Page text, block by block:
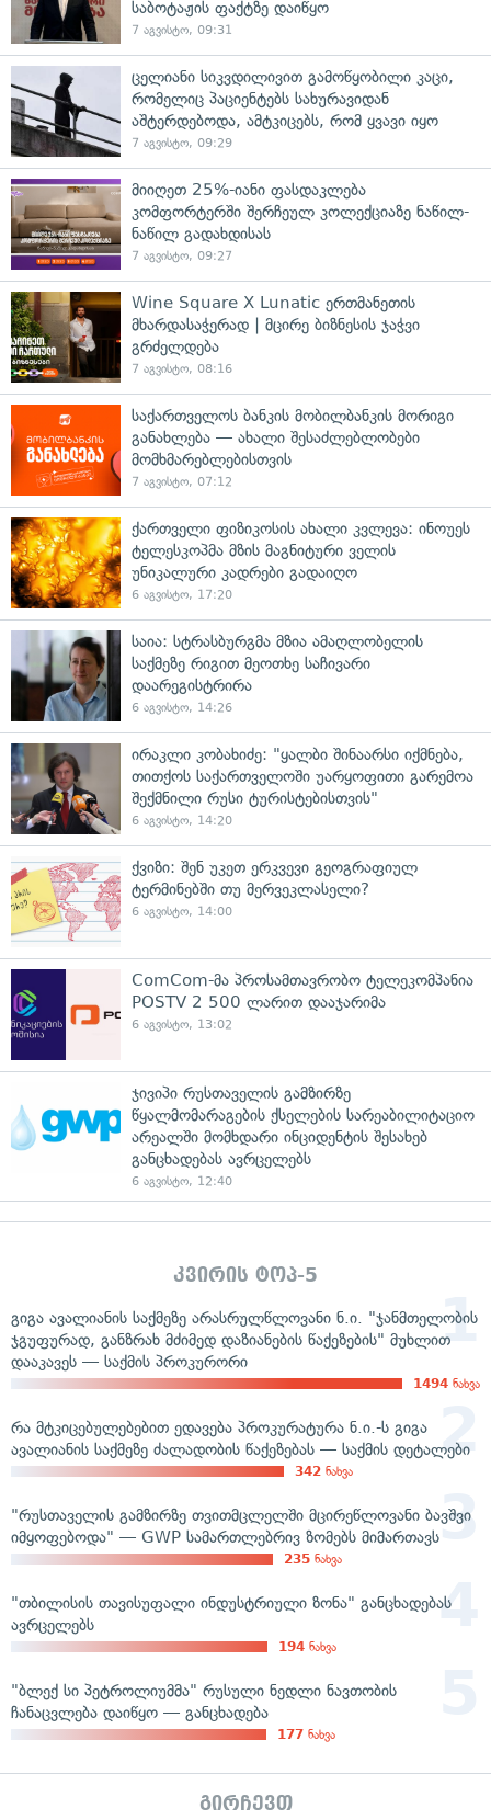
საბოტაჟის ფაქტზე დაიწყო
7 აგვისტო, 09:31
ცელიანი სიკვდილივით გამოწყობილი კაცი,
რომელიც პაციენტებს სახურავიდან
აშტერდებოდა, ამტკიცებს, რომ ყვავი იყო
7 აგვისტო, 09:29
მიიღეთ 25%-იანი ფასდაკლება
კომფორტერში შერჩეულ კოლექციაზე ნაწილ-
ნაწილ გადახდისას
7 აგვისტო, 09:27
Wine Square X Lunatic ერთმანეთის
მხარდასაჭერად | მცირე ბიზნესის ჯაჭვი
გრძელდება
7 აგვისტო, 08:16
საქართველოს ბანკის მობილბანკის მორიგი
განახლება — ახალი შესაძლებლობები
მომხმარებლებისთვის
7 აგვისტო, 07:12
ქართველი ფიზიკოსის ახალი კვლევა: ინოუეს
ტელესკოპმა მზის მაგნიტური ველის
უნიკალური კადრები გადაიღო
6 აგვისტო, 17:20
საია: სტრასბურგმა მზია ამაღლობელის
საქმეზე რიგით მეოთხე საჩივარი
დაარეგისტრირა
6 აგვისტო, 14:26
ირაკლი კობახიძე: "ყალბი შინაარსი იქმნება,
თითქოს საქართველოში უარყოფითი გარემოა
შექმნილი რუსი ტურისტებისთვის"
6 აგვისტო, 14:20
ქვიზი: შენ უკეთ ერკვევი გეოგრაფიულ
ტერმინებში თუ მერვეკლასელი?
6 აგვისტო, 14:00
ComCom-მა პროსამთავრობო ტელეკომპანია
POSTV 2 500 ლარით დააჯარიმა
6 აგვისტო, 13:02
ჯივიპი რუსთაველის გამზირზე
წყალმომარაგების ქსელების სარეაბილიტაციო
არეალში მომხდარი ინციდენტის შესახებ
განცხადებას ავრცელებს
6 აგვისტო, 12:40
კვირის ტოპ-5
გიგა ავალიანის საქმეზე არასრულწლოვანი ნ.ი. "ჯანმთელობის
ჯგუფურად, განზრახ მძიმედ დაზიანების წაქეზების" მუხლით
დააკავეს — საქმის პროკურორი
1494 ნახვა
რა მტკიცებულებებით ედავება პროკურატურა ნ.ი.-ს გიგა
ავალიანის საქმეზე ძალადობის წაქეზებას — საქმის დეტალები
342 ნახვა
"რუსთაველის გამზირზე თვითმცლელში მცირეწლოვანი ბავშვი
იმყოფებოდა" — GWP სამართლებრივ ზომებს მიმართავს
235 ნახვა
"თბილისის თავისუფალი ინდუსტრიული ზონა" განცხადებას
ავრცელებს
194 ნახვა
"ბლექ სი პეტროლიუმმა" რუსული ნედლი ნავთობის
ჩანაცვლება დაიწყო — განცხადება
177 ნახვა
გირჩევთ